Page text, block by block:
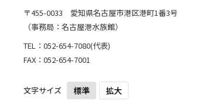
〒455-0033 愛知県名古屋市港区港町1番3号
（事務局：名古屋港水族館）
TEL： 052-654-7080(代表)
FAX：052-654-7001
文字サイズ 標準 拡大